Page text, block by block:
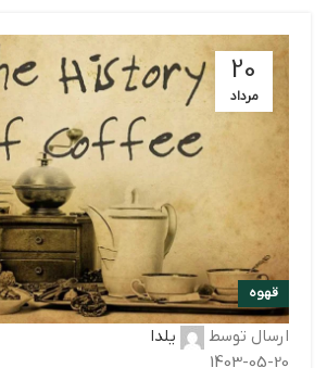
20
مرداد
قهوه
ارسال توسط
یلدا
1403-05-20